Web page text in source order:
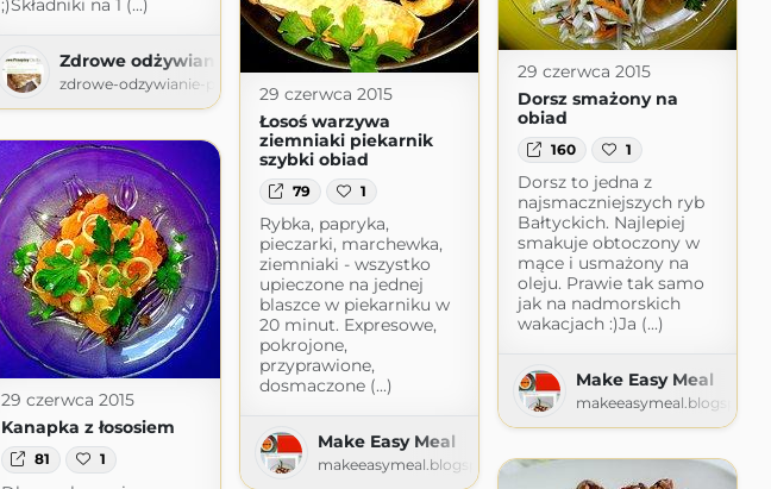
;)Składniki na 1 (...)
Zdrowe odżywianie
zdrowe-odzywianie-przepisy.blogspot.com
29 czerwca 2015
Dorsz smażony na
obiad
160 1
Dorsz to jedna z
najsmaczniejszych ryb
Bałtyckich. Najlepiej
smakuje obtoczony w
mące i usmażony na
oleju. Prawie tak samo
jak na nadmorskich
wakacjach :)Ja (...)
Make Easy Meal
29 czerwca 2015
Łosoś warzywa
ziemniaki piekarnik
szybki obiad
79 1
Rybka, papryka,
pieczarki, marchewka,
ziemniaki - wszystko
upieczone na jednej
blaszce w piekarniku w
20 minut. Expresowe,
pokrojone,
przyprawione,
dosmaczone (...)
Make Easy Meal
makeeasymeal.blogspot.com
29 czerwca 2015
Kanapka z łososiem
81 1